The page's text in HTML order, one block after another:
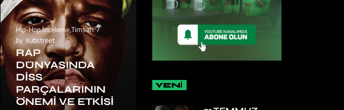
Hip-Hop,İnceleme,Timsah
by substreet
RAP
DÜNYASINDA
DISS
PARÇALARININ
ÖNEMI VE ETKISI
YENİ